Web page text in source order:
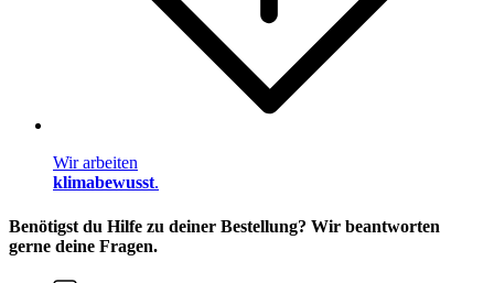
Wir arbeiten
klimabewusst.
Benötigst du Hilfe zu deiner Bestellung? Wir beantworten
gerne deine Fragen.